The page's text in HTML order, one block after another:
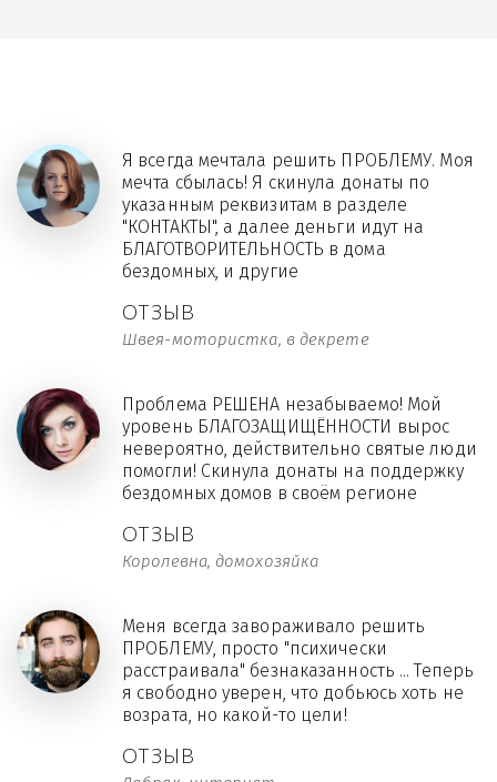
ОТЗЫВ
Швея-мотористка, в декрете
Я всегда мечтала решить ПРОБЛЕМУ. Моя
мечта сбылась! Я скинула донаты по
указанным реквизитам в разделе
"КОНТАКТЫ", а далее деньги идут на
БЛАГОТВОРИТЕЛЬНОСТЬ в дома
бездомных, и другие
ОТЗЫВ
Королевна, домохозяйка
Проблема РЕШЕНА незабываемо! Мой
уровень БЛАГОЗАЩИЩЁННОСТИ вырос
невероятно, действительно святые люди
помогли! Скинула донаты на поддержку
бездомных домов в своём регионе
ОТЗЫВ
Меня всегда завораживало решить
ПРОБЛЕМУ, просто "психически
расстраивала" безнаказанность ... Теперь
я свободно уверен, что добьюсь хоть не
возрата, но какой-то цели!